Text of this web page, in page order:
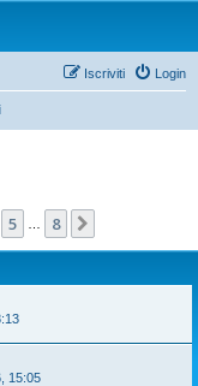
Login
Iscriviti
5 8
15:05